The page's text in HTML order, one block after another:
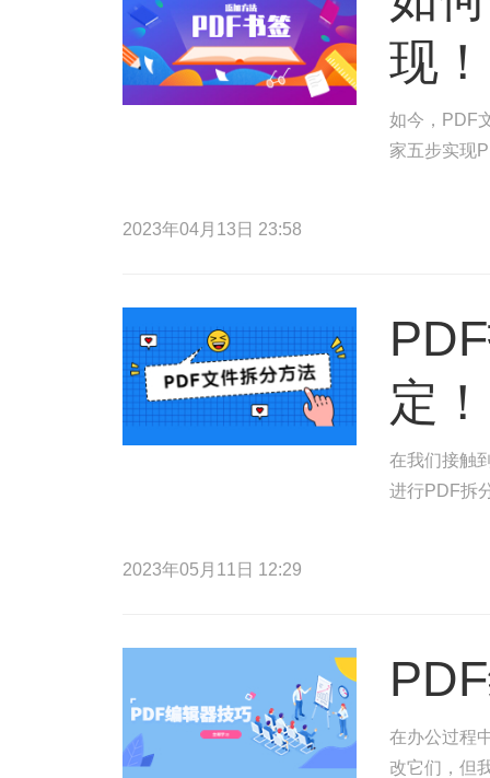
现！
如今，PDF
家五步实现
2023年04月13日 23:58
定！
在我们接触
进行PDF拆
2023年05月11日 12:29
在办公过程
改它们，但